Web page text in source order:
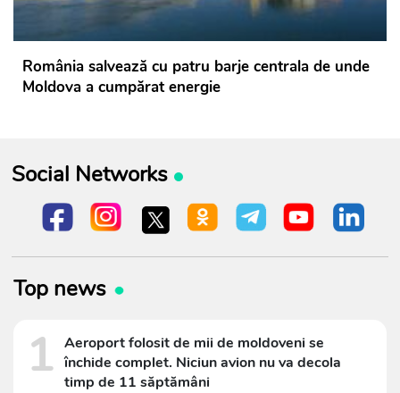
România salvează cu patru barje centrala de unde
Moldova a cumpărat energie
Social Networks
Top news
1 Aeroport folosit de mii de moldoveni se
închide complet. Niciun avion nu va decola
timp de 11 săptămâni